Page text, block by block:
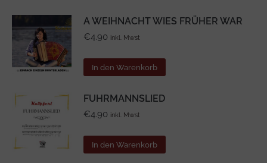
A WEIHNACHT WIES FRÜHER WAR
€4.90 inkl. Mwst
In den Warenkorb
FUHRMANNSLIED
€4.90 inkl. Mwst
In den Warenkorb